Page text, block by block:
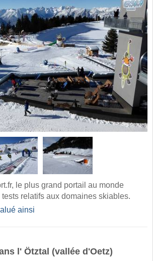
le plus grand portail au monde
relatifs aux domaines skiables.
ainsi
l' Ötztal (vallée d'Oetz)